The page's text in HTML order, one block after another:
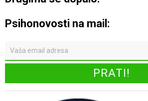
Psihonovosti na mail: